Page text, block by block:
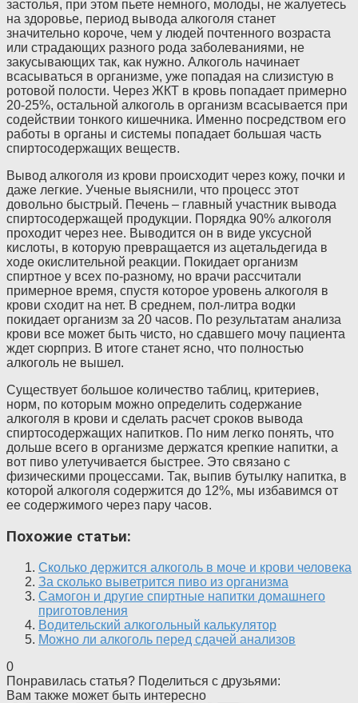
застолья, при этом пьете немного, молоды, не жалуетесь
на здоровье, период вывода алкоголя станет
значительно короче, чем у людей почтенного возраста
или страдающих разного рода заболеваниями, не
закусывающих так, как нужно. Алкоголь начинает
всасываться в организме, уже попадая на слизистую в
ротовой полости. Через ЖКТ в кровь попадает примерно
20-25%, остальной алкоголь в организм всасывается при
содействии тонкого кишечника. Именно посредством его
работы в органы и системы попадает большая часть
спиртосодержащих веществ.
Вывод алкоголя из крови происходит через кожу, почки и
даже легкие. Ученые выяснили, что процесс этот
довольно быстрый. Печень – главный участник вывода
спиртосодержащей продукции. Порядка 90% алкоголя
проходит через нее. Выводится он в виде уксусной
кислоты, в которую превращается из ацетальдегида в
ходе окислительной реакции. Покидает организм
спиртное у всех по-разному, но врачи рассчитали
примерное время, спустя которое уровень алкоголя в
крови сходит на нет. В среднем, пол-литра водки
покидает организм за 20 часов. По результатам анализа
крови все может быть чисто, но сдавшего мочу пациента
ждет сюрприз. В итоге станет ясно, что полностью
алкоголь не вышел.
Существует большое количество таблиц, критериев,
норм, по которым можно определить содержание
алкоголя в крови и сделать расчет сроков вывода
спиртосодержащих напитков. По ним легко понять, что
дольше всего в организме держатся крепкие напитки, а
вот пиво улетучивается быстрее. Это связано с
физическими процессами. Так, выпив бутылку напитка, в
которой алкоголя содержится до 12%, мы избавимся от
ее содержимого через пару часов.
Похожие статьи:
Сколько держится алкоголь в моче и крови человека
За сколько выветрится пиво из организма
Самогон и другие спиртные напитки домашнего
приготовления
Водительский алкогольный калькулятор
Можно ли алкоголь перед сдачей анализов
0
Понравилась статья? Поделиться с друзьями:
Вам также может быть интересно